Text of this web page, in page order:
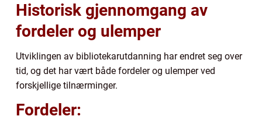
Historisk gjennomgang av
fordeler og ulemper
Utviklingen av bibliotekarutdanning har endret seg over
tid, og det har vært både fordeler og ulemper ved
forskjellige tilnærminger.
Fordeler: